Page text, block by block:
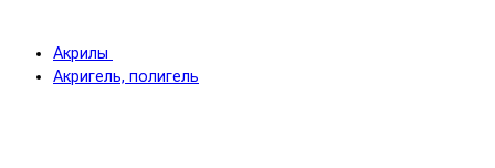
Акрилы
Акригель, полигель